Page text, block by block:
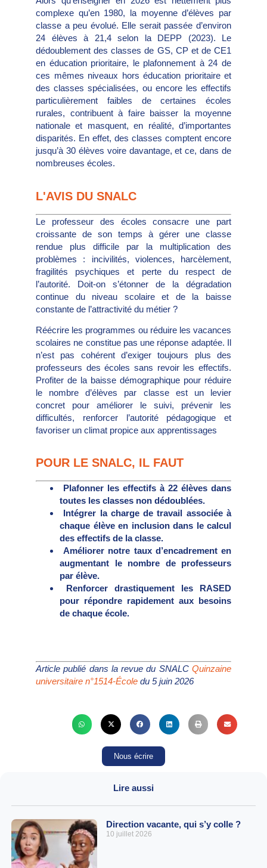
complexe qu’en 1980, la moyenne d’élèves par
classe a peu évolué. Elle serait passée d’environ
24 élèves à 21,4 selon la DEPP (2023). Le
dédoublement des classes de GS, CP et de CE1
en éducation prioritaire, le plafonnement à 24 de
ces mêmes niveaux hors éducation prioritaire et
des classes spécialisées, ou encore les effectifs
particulièrement faibles de certaines écoles
rurales, contribuent à faire baisser la moyenne
nationale et masquent, en réalité, d’importantes
disparités. En effet, des classes comptent encore
jusqu’à 30 élèves voire davantage, et ce, dans de
nombreuses écoles.
L'AVIS DU SNALC
Le professeur des écoles consacre une part
croissante de son temps à gérer une classe
rendue plus difficile par la multiplication des
problèmes : incivilités, violences, harcèlement,
fragilités psychiques et perte du respect de
l’autorité. Doit-on s’étonner de la dégradation
continue du niveau scolaire et de la baisse
constante de l’attractivité du métier ?
Réécrire les programmes ou réduire les vacances
scolaires ne constitue pas une réponse adaptée. Il
n’est pas cohérent d’exiger toujours plus des
professeurs des écoles sans revoir les effectifs.
Profiter de la baisse démographique pour réduire
le nombre d’élèves par classe est un levier
concret pour améliorer le suivi, prévenir les
difficultés, renforcer l’autorité pédagogique et
favoriser un climat propice aux apprentissages
POUR LE SNALC, IL FAUT
Plafonner les effectifs à 22 élèves dans
toutes les classes non dédoublées.
Intégrer la charge de travail associée à
chaque élève en inclusion dans le calcul
des effectifs de la classe.
Améliorer notre taux d’encadrement en
augmentant le nombre de professeurs
par élève.
Renforcer drastiquement les RASED
pour répondre rapidement aux besoins
de chaque école.
Article publié dans la revue du SNALC Quinzaine
universitaire n°1514-École du 5 juin 2026
Nous écrire
Lire aussi
Direction vacante, qui s’y colle ?
10 juillet 2026